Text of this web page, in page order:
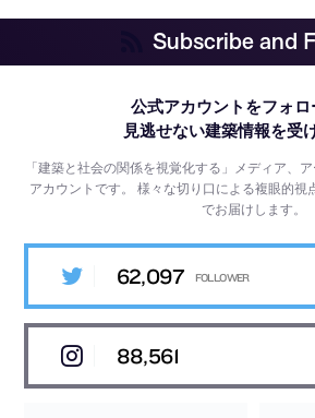
Subscribe and
公式アカウントをフォロ
見逃せない建築情報を受
「建築と社会の関係を視覚化する」メディア、
アカウントです。様々な切り口による複眼的視
でお届けします。
62,097
88,561